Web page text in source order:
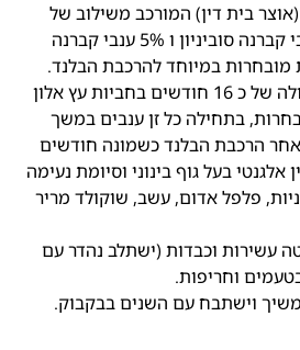
בלנד ייחודי מבציר 2022 (אוצר בית דין) המורכב משילוב של
65% ענבי מרלו, 30% ענבי קברנה סוביניון ו 5% ענבי קברנה
במיוחד להרכבת הבלנד.
הבלנד עבר התיישנות כפולה של כ 16 חודשים בחביות עץ אלון
בתחילה כל זן ענבים במשך
הרכבת הבלנד כשמונה חודשים
בעל גוף בינוני וסיומת נעימה
פלפל אדום, עשב, שוקולד מריר
עשירות וכבדות (ישתלב נהדר עם
וחריפות.
וישתבח עם השנים בבקבוק.